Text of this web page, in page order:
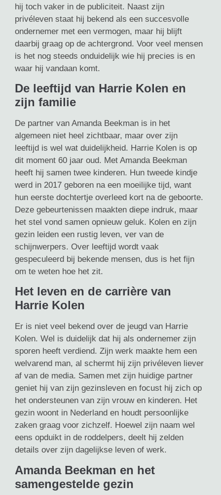
hij toch vaker in de publiciteit. Naast zijn
privéleven staat hij bekend als een succesvolle
ondernemer met een vermogen, maar hij blijft
daarbij graag op de achtergrond. Voor veel mensen
is het nog steeds onduidelijk wie hij precies is en
waar hij vandaan komt.
De leeftijd van Harrie Kolen en
zijn familie
De partner van Amanda Beekman is in het
algemeen niet heel zichtbaar, maar over zijn
leeftijd is wel wat duidelijkheid. Harrie Kolen is op
dit moment 60 jaar oud. Met Amanda Beekman
heeft hij samen twee kinderen. Hun tweede kindje
werd in 2017 geboren na een moeilijke tijd, want
hun eerste dochtertje overleed kort na de geboorte.
Deze gebeurtenissen maakten diepe indruk, maar
het stel vond samen opnieuw geluk. Kolen en zijn
gezin leiden een rustig leven, ver van de
schijnwerpers. Over leeftijd wordt vaak
gespeculeerd bij bekende mensen, dus is het fijn
om te weten hoe het zit.
Het leven en de carrière van
Harrie Kolen
Er is niet veel bekend over de jeugd van Harrie
Kolen. Wel is duidelijk dat hij als ondernemer zijn
sporen heeft verdiend. Zijn werk maakte hem een
welvarend man, al schermt hij zijn privéleven liever
af van de media. Samen met zijn huidige partner
geniet hij van zijn gezinsleven en focust hij zich op
het ondersteunen van zijn vrouw en kinderen. Het
gezin woont in Nederland en houdt persoonlijke
zaken graag voor zichzelf. Hoewel zijn naam wel
eens opduikt in de roddelpers, deelt hij zelden
details over zijn dagelijkse leven of werk.
Amanda Beekman en het
samengestelde gezin